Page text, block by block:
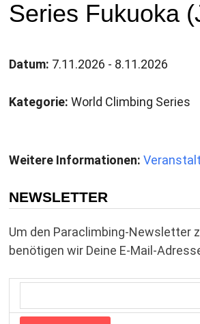
Series Fukuoka
Datum: 7.11.2026 - 8.11.2026
Kategorie: World Climbing Series
Weitere Informationen:
NEWSLETTER
Um den Paraclimbing-Newsletter
benötigen wir Deine E-Mail-